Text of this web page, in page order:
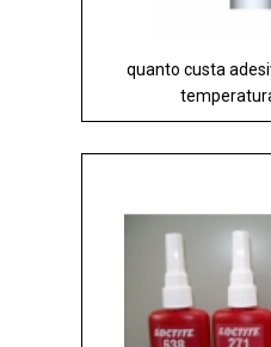
quanto custa